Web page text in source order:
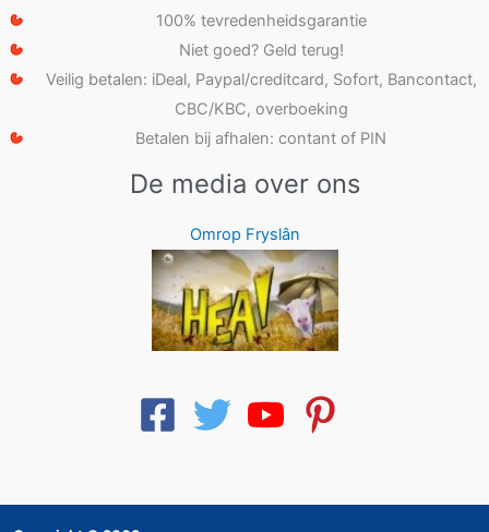
100% tevredenheidsgarantie
Niet goed? Geld terug!
Veilig betalen: iDeal, Paypal/creditcard, Sofort, Bancontact,
CBC/KBC, overboeking
Betalen bij afhalen: contant of PIN
De media over ons
Omrop Fryslân